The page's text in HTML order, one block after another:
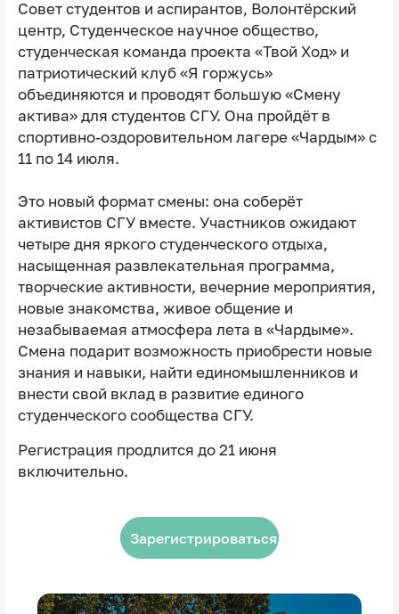
Совет студентов и аспирантов, Волонтёрский
центр, Студенческое научное общество,
студенческая команда проекта «Твой Ход» и
патриотический клуб «Я горжусь»
объединяются и проводят большую «Смену
актива» для студентов СГУ. Она пройдёт в
спортивно-оздоровительном лагере «Чардым» с
11 по 14 июля.
Это новый формат смены: она соберёт
активистов СГУ вместе. Участников ожидают
четыре дня яркого студенческого отдыха,
насыщенная развлекательная программа,
творческие активности, вечерние мероприятия,
новые знакомства, живое общение и
незабываемая атмосфера лета в «Чардыме».
Смена подарит возможность приобрести новые
знания и навыки, найти единомышленников и
внести свой вклад в развитие единого
студенческого сообщества СГУ.
Регистрация продлится до 21 июня
включительно.
Зарегистрироваться